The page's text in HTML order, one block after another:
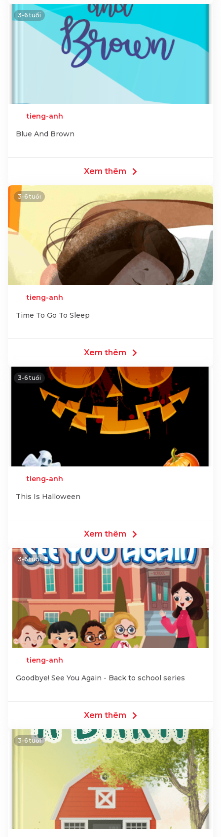
3-6 tuổi
tieng-anh
Blue And Brown
Xem thêm
3-6 tuổi
tieng-anh
Time To Go To Sleep
Xem thêm
3-6 tuổi
tieng-anh
This Is Halloween
Xem thêm
3-6 tuổi
tieng-anh
Goodbye! See You Again - Back to school series
Xem thêm
3-6 tuổi